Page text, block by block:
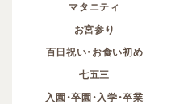
マタニティ
お宮参り
百日祝い・お食い初め
七五三
入園・卒園・入学・卒業